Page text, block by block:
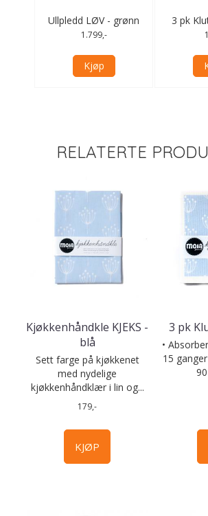
Ullpledd LØV - grønn
1.799,-
Kjøp
3 pk
RELATERTE
Kjøkkenhåndkle KJEKS -
blå
Sett farge på kjøkkenet
med nydelige
kjøkkenhåndklær i lin og...
179,-
KJØP
3 pk
•
15